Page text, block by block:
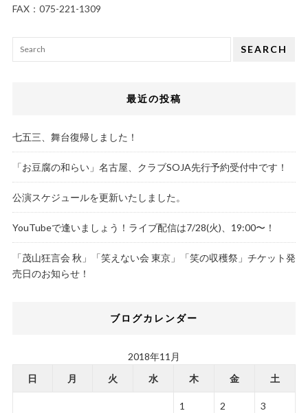
FAX：075-221-1309
SEARCH
最近の投稿
七五三、舞台復帰しました！
「お豆腐の和らい」名古屋、クラブSOJA先行予約受付中です！
公演スケジュールを更新いたしました。
YouTubeで逢いましょう！ライブ配信は7/28(火)、19:00〜！
「茂山狂言会 秋」「笑えない会 東京」「笑の収穫祭」チケット発
売日のお知らせ！
ブログカレンダー
2018年11月
日
月 火 水 木 金 土
1 2 3